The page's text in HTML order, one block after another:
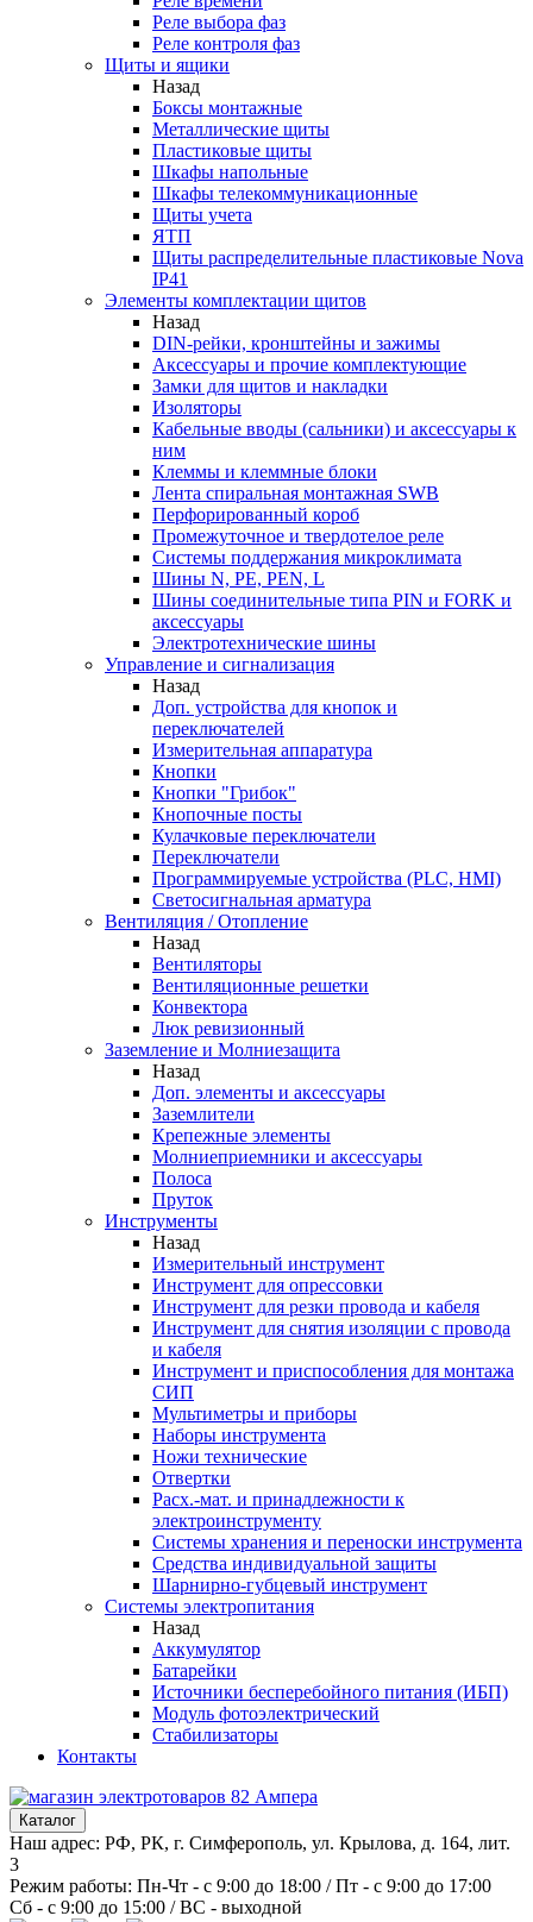
Реле выбора фаз
Реле контроля фаз
Щиты и ящики
Назад
Боксы монтажные
Металлические щиты
Пластиковые щиты
Шкафы напольные
Шкафы телекоммуникационные
Щиты учета
ЯТП
Щиты распределительные пластиковые Nova
IP41
Элементы комплектации щитов
Назад
DIN-рейки, кронштейны и зажимы
Аксессуары и прочие комплектующие
Замки для щитов и накладки
Изоляторы
Кабельные вводы (сальники) и аксессуары к
ним
Клеммы и клеммные блоки
Лента спиральная монтажная SWB
Перфорированный короб
Промежуточное и твердотелое реле
Системы поддержания микроклимата
Шины N, PE, PEN, L
Шины соединительные типа PIN и FORK и
аксессуары
Электротехнические шины
Управление и сигнализация
Назад
Доп. устройства для кнопок и
переключателей
Измерительная аппаратура
Кнопки
Кнопки "Грибок"
Кнопочные посты
Кулачковые переключатели
Переключатели
Программируемые устройства (PLC, HMI)
Светосигнальная арматура
Вентиляция / Отопление
Назад
Вентиляторы
Вентиляционные решетки
Конвектора
Люк ревизионный
Заземление и Молниезащита
Назад
Доп. элементы и аксессуары
Заземлители
Крепежные элементы
Молниеприемники и аксессуары
Полоса
Пруток
Инструменты
Назад
Измерительный инструмент
Инструмент для опрессовки
Инструмент для резки провода и кабеля
Инструмент для снятия изоляции с провода
и кабеля
Инструмент и приспособления для монтажа
СИП
Мультиметры и приборы
Наборы инструмента
Ножи технические
Отвертки
Расх.-мат. и принадлежности к
электроинструменту
Системы хранения и переноски инструмента
Средства индивидуальной защиты
Шарнирно-губцевый инструмент
Системы электропитания
Назад
Аккумулятор
Батарейки
Источники бесперебойного питания (ИБП)
Модуль фотоэлектрический
Стабилизаторы
Контакты
Каталог
Наш адрес: РФ, РК, г. Симферополь, ул. Крылова, д. 164, лит.
3
Режим работы: Пн-Чт - с 9:00 до 18:00 / Пт - с 9:00 до 17:00
Сб - с 9:00 до 15:00 / ВС - выходной